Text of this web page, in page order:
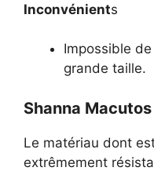
Inconvénients
Impossible
grande taille.
Shanna Macutos
Le matériau dont
extrêmement